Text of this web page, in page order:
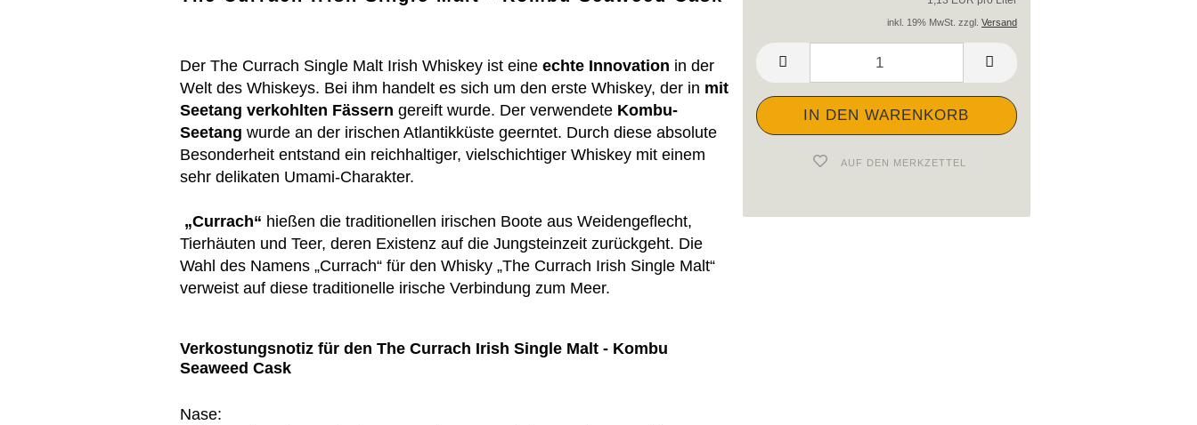
inkl. 19% MwSt. zzgl. Versand
AUF DEN MERKZETTEL
Der The Currach Single Malt Irish Whiskey ist eine echte Innovation in der
Welt des Whiskeys. Bei ihm handelt es sich um den erste Whiskey, der in mit
Seetang verkohlten Fässern gereift wurde. Der verwendete Kombu-
Seetang wurde an der irischen Atlantikküste geerntet. Durch diese absolute
Besonderheit entstand ein reichhaltiger, vielschichtiger Whiskey mit einem
sehr delikaten Umami-Charakter.
„Currach“ hießen die traditionellen irischen Boote aus Weidengeflecht,
Tierhäuten und Teer, deren Existenz auf die Jungsteinzeit zurückgeht. Die
Wahl des Namens „Currach“ für den Whisky „The Currach Irish Single Malt“
verweist auf diese traditionelle irische Verbindung zum Meer.
Verkostungsnotiz für den The Currach Irish Single Malt - Kombu
Seaweed Cask
Nase: